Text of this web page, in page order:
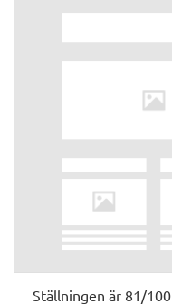
Ställningen är 81/100